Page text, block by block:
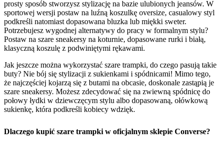
prosty sposób stworzysz stylizację na bazie ulubionych jeansów. W
sportowej wersji postaw na luźną koszulkę oversize, casualowy styl
podkreśli natomiast dopasowana bluzka lub miękki sweter.
Potrzebujesz wygodnej alternatywy do pracy w formalnym stylu?
Postaw na szare sneakersy na koturnie, dopasowane rurki i białą,
klasyczną koszulę z podwiniętymi rękawami.
Jak jeszcze można wykorzystać szare trampki, do czego pasują takie
buty? Nie bój się stylizacji z sukienkami i spódnicami! Mimo tego,
że najczęściej kojarzą się z butami na obcasie, doskonale zastąpią je
szare sneakersy. Możesz zdecydować się na zwiewną spódnicę do
połowy łydki w dziewczęcym stylu albo dopasowaną, ołówkową
sukienkę, która podkreśli kobiecy wdzięk.
Dlaczego kupić szare trampki w oficjalnym sklepie Converse?